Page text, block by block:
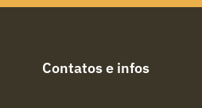
Contatos e infos